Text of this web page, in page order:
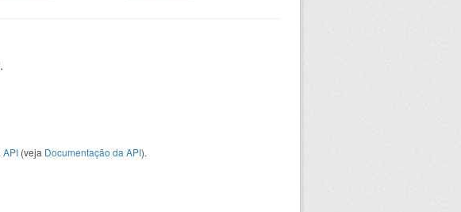
API (veja Documentação da API).